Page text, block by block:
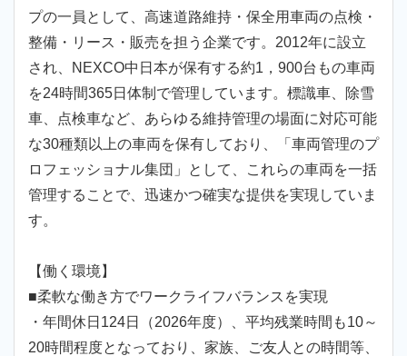
プの一員として、高速道路維持・保全用車両の点検・
整備・リース・販売を担う企業です。2012年に設立
され、NEXCO中日本が保有する約1，900台もの車両
を24時間365日体制で管理しています。標識車、除雪
車、点検車など、あらゆる維持管理の場面に対応可能
な30種類以上の車両を保有しており、「車両管理のプ
ロフェッショナル集団」として、これらの車両を一括
管理することで、迅速かつ確実な提供を実現していま
す。
【働く環境】
■柔軟な働き方でワークライフバランスを実現
・年間休日124日（2026年度）、平均残業時間も10～
20時間程度となっており、家族、ご友人との時間等、